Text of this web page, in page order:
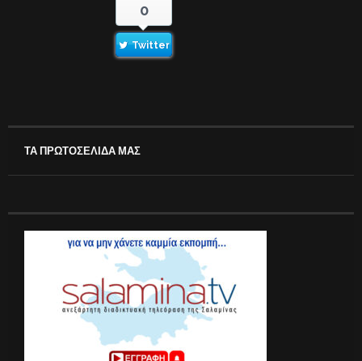
0
Twitter
ΤΑ ΠΡΩΤΟΣΕΛΙΔΑ ΜΑΣ